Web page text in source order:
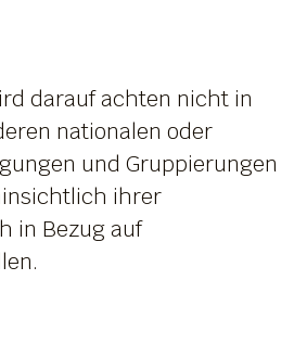
darauf achten nicht in
nationalen oder
und Gruppierungen
ihrer
in Bezug auf